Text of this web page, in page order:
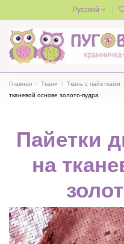
Русский
Главная Ткани Ткань с пайетками
тканевой основе золото-пудра
Пайетки
на